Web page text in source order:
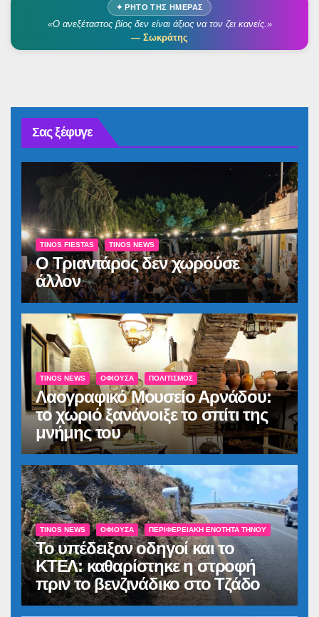
✦ ΡΗΤΌ ΤΗΣ ΗΜΈΡΑΣ
«Ο ανεξέταστος βίος δεν είναι άξιος να τον ζει κανείς.»
— Σωκράτης
Σας ξέφυγε
TINOS FIESTAS TINOS NEWS
Ο Τριαντάρος δεν χωρούσε
άλλον
TINOS NEWS ΟΦΙΟΎΣΑ ΠΟΛΙΤΙΣΜΌΣ
Λαογραφικό Μουσείο Αρνάδου:
το χωριό ξανάνοιξε το σπίτι της
μνήμης του
TINOS NEWS ΟΦΙΟΎΣΑ ΠΕΡΙΦΕΡΕΙΑΚΉ ΕΝΌΤΗΤΑ ΤΉΝΟΥ
Το υπέδειξαν οδηγοί και το
ΚΤΕΛ: καθαρίστηκε η στροφή
πριν το βενζινάδικο στο Τζάδο